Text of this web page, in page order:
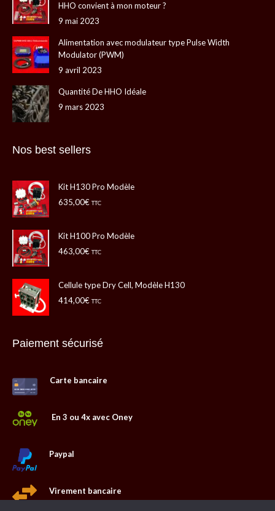
une
fenêtre
une
fenêtre
dans
nouvelle
dans
nouvelle
HHO convient à mon moteur ?
9 mai 2023
Alimentation avec modulateur type Pulse Width
Modulator (PWM)
9 avril 2023
Quantité De HHO Idéale
9 mars 2023
Nos best sellers
Kit H130 Pro Modèle
635,00€ TTC
Kit H100 Pro Modèle
463,00€ TTC
Cellule type Dry Cell, Modèle H130
414,00€ TTC
Paiement sécurisé
Carte bancaire
En 3 ou 4x avec Oney
Paypal
Virement bancaire